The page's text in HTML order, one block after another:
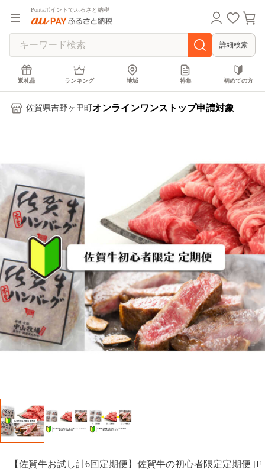
Pontaポイントでふるさと納税
詳細検索
返礼品 ランキング 地域 特集 初めての方
佐賀県吉野ヶ里町 オンラインワンストップ申請対象
【佐賀牛お試し計6回定期便】佐賀牛の初心者限定定期便 [F